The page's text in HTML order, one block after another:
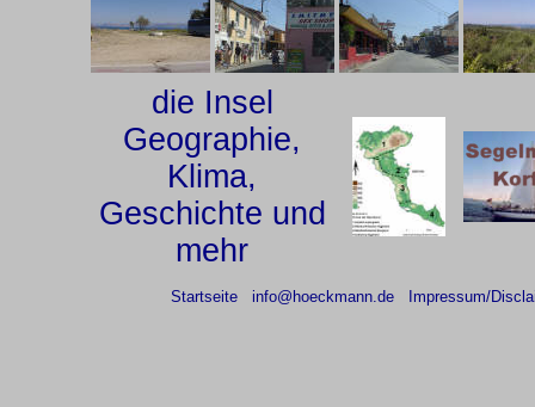
die Insel
Geographie,
Klima,
Geschichte und
mehr
Startseite info@hoeckmann.de Impressum/